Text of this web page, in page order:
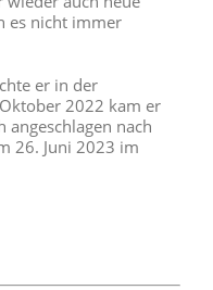
es nicht immer
er in der
2022 kam er
angeschlagen nach
26. Juni 2023 im